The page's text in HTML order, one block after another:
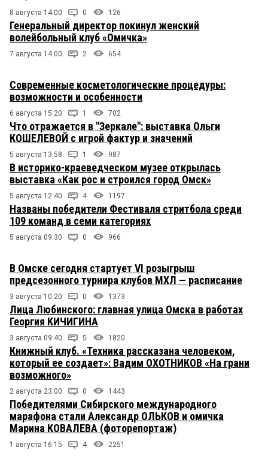
8 августа 14:00 0 126
Генеральный директор покинул женский
волейбольный клуб «Омичка»
7 августа 14:00 2 654
Современные косметологические процедуры:
возможности и особенности
6 августа 15:20 1 702
Что отражается в "Зеркале": выставка Ольги
КОШЕЛЕВОЙ с игрой фактур и значений
5 августа 13:58 1 987
В историко-краеведческом музее открылась
выставка «Как рос и строился город Омск»
5 августа 12:40 4 1197
Названы победители Фестиваля стритбола среди
109 команд в семи категориях
5 августа 09:30 0 966
В Омске сегодня стартует VI розыгрыш
предсезонного турнира клубов МХЛ — расписание
3 августа 10:20 0 1373
Лица Любинского: главная улица Омска в работах
Георгия КИЧИГИНА
3 августа 09:40 5 1820
Книжный клуб. «Техника рассказана человеком,
который ее создает»: Вадим ОХОТНИКОВ «На грани
возможного»
2 августа 23:00 0 1443
Победителями Сибирского международного
марафона стали Александр ОЛЬКОВ и омичка
Марина КОВАЛЕВА (фоторепортаж)
1 августа 16:15 4 2251